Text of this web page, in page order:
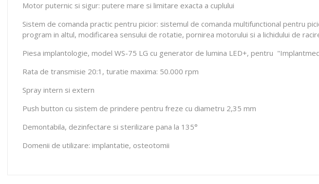
Motor puternic si sigur: putere mare si limitare exacta a cuplului
Sistem de comanda practic pentru picior: sistemul de comanda multifunctional pentru
program in altul, modificarea sensului de rotatie, pornirea motorului si a lichidului de
Piesa implantologie, model WS-75 LG cu generator de lumina LED+, pentru
Rata de transmisie 20:1, turatie maxima: 50.000 rpm
Spray intern si extern
Push button cu sistem de prindere pentru freze cu diametru 2,35 mm
Demontabila, dezinfectare si sterilizare pana la 135°
Domenii de utilizare: implantatie, osteotomii